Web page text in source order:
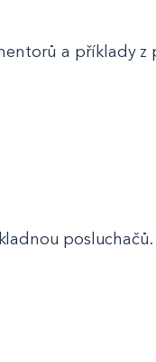
a příklady z
posluchačů.